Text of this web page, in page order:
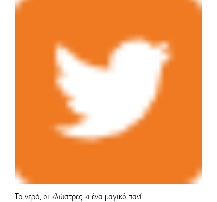
Το νερό, οι κλώστρες κι ένα μαγικό πανί